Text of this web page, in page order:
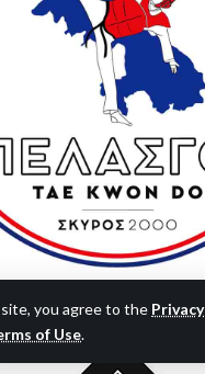
you agree to the Privacy
of Use.
- Διαφήμιση -